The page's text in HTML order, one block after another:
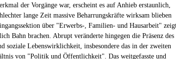
der Vorgänge war, erscheint es auf Anhieb erstaunlich,
lange Zeit massive Beharrungskräfte wirksam blieben
über "Erwerbs-, Familien- und Hausarbeit"
Bahn brachen. Abrupt veränderte hingegen die Präsenz des
soziale Lebenswirklichkeit, insbesondere das in der zweiten
von "Politik und Öffentlichkeit". Das weitgefasste und